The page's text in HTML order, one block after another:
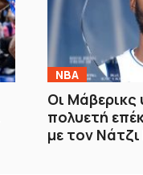
NBA
Οι
πολυετή
με τον